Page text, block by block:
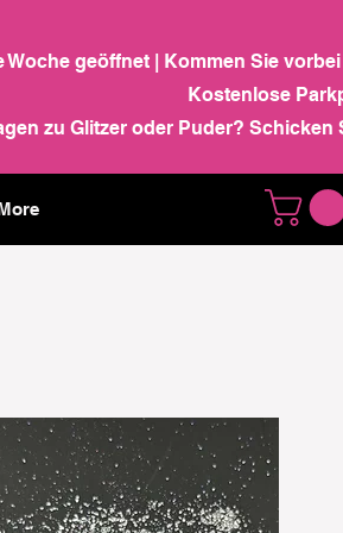
Woche geöffnet | Kommen Sie
Kostenlose
zu Glitzer oder Puder?